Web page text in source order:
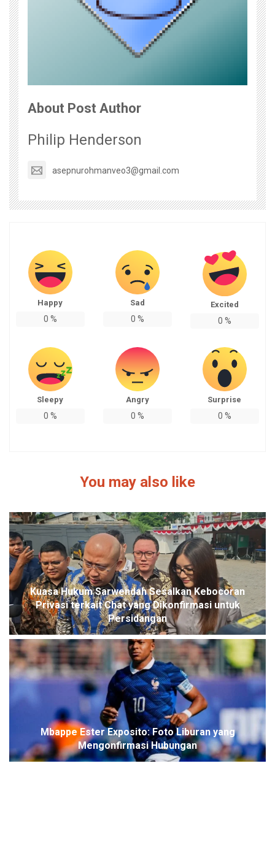
About Post Author
Philip Henderson
asepnurohmanveo3@gmail.com
Happy
0 %
Sad
0 %
Excited
0 %
Sleepy
0 %
Angry
0 %
Surprise
0 %
You may also like
Kuasa Hukum Sarwendah Sesalkan Kebocoran
Privasi terkait Chat yang Dikonfirmasi untuk
Persidangan
Mbappe Ester Exposito: Foto Liburan yang
Mengonfirmasi Hubungan